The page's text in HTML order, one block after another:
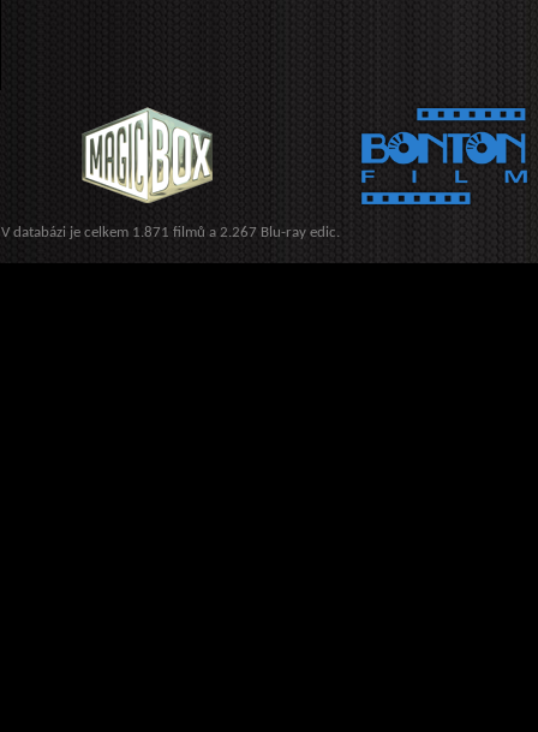
V databázi je celkem 1.871 filmů a 2.267 Blu-ray edic.